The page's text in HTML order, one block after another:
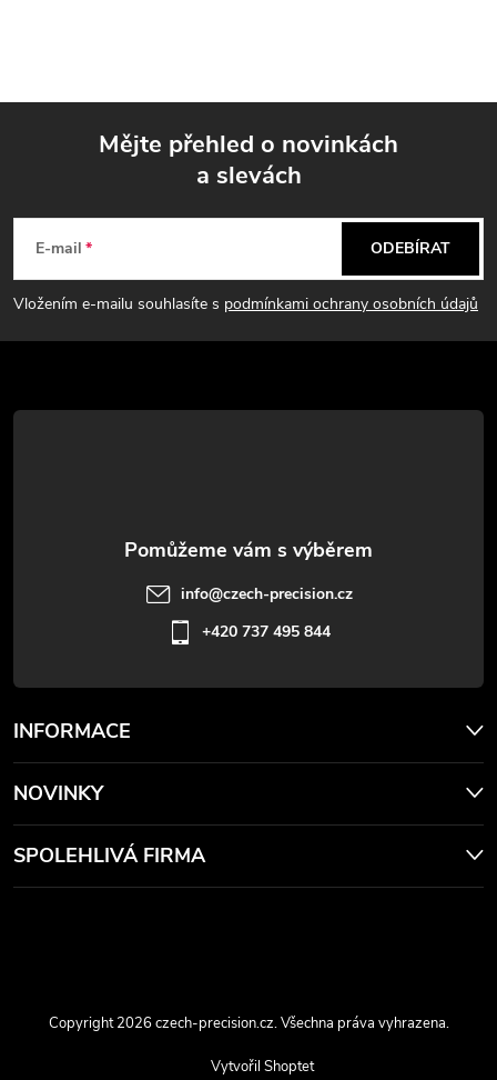
p
y
v
p
p
t
Mějte přehled o novinkách
a slevách
E-mail
Vložením e-mailu souhlasíte s podmínkami ochrany osobních údajů
ODEBÍRAT
INFORMACE
NOVINKY
SPOLEHLIVÁ FIRMA
info@czech-precision.cz
+420 737 495 844
Vytvořil Shoptet
Copyright 2026czech-precision.cz. Všechna práva vyhrazena.